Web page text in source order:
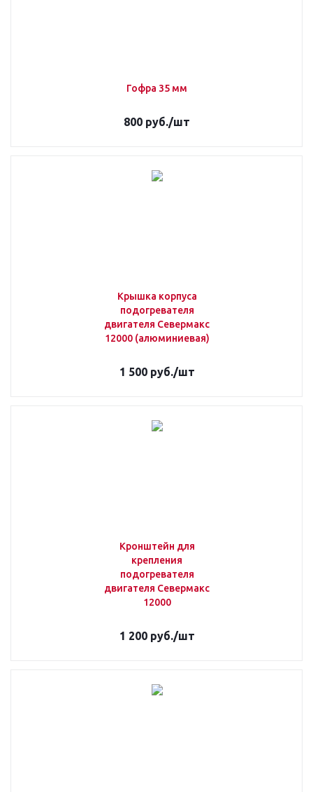
Гофра 35 мм
800 руб./шт
Крышка корпуса
подогревателя
двигателя Севермакс
12000 (алюминиевая)
1 500руб./шт
Кронштейн для
крепления
подогревателя
двигателя Севермакс
12000
1 200руб./шт